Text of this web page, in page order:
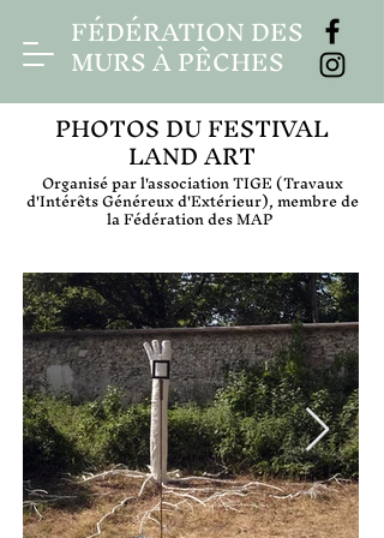
FÉDÉRATION DES
MURS À PÊCHES
PHOTOS DU FESTIVAL
LAND ART
Organisé par l'association TIGE (Travaux
d'Intérêts Généreux d'Extérieur), membre de
la Fédération des MAP